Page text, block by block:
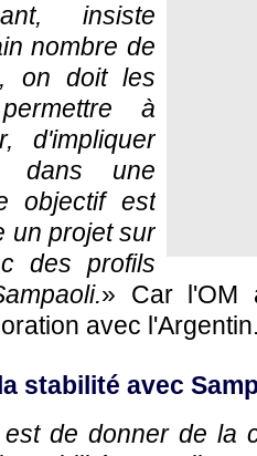
insiste
nombre de
on doit les
à
d'impliquer
dans une
objectif est
un projet sur
des profils
» Car l'OM
avec
stabilité avec
de donner de la